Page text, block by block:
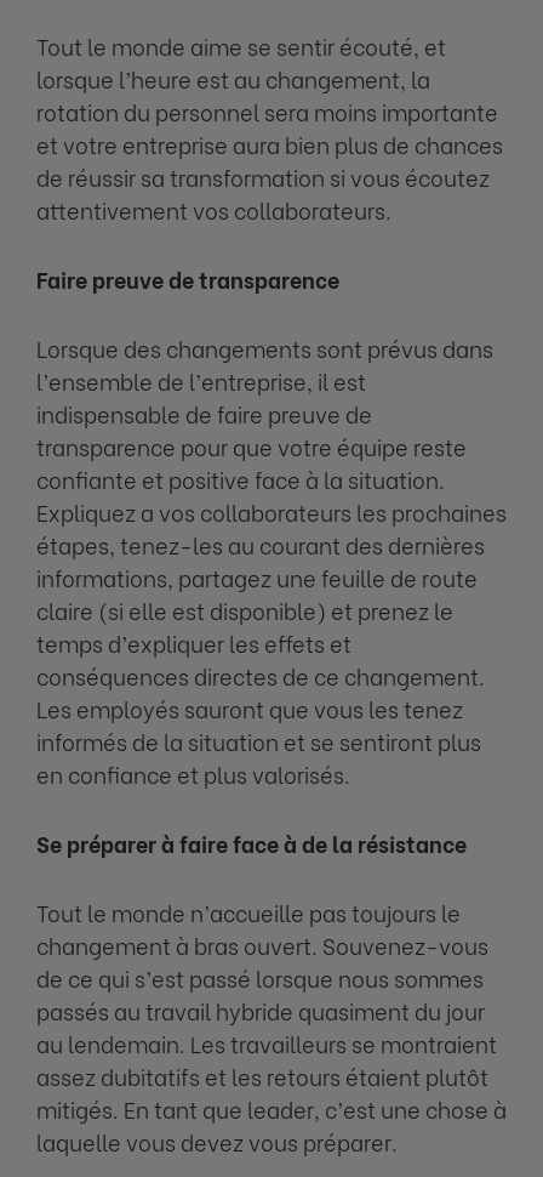
Tout le monde aime se sentir écouté, et
lorsque l’heure est au changement, la
rotation du personnel sera moins importante
et votre entreprise aura bien plus de chances
de réussir sa transformation si vous écoutez
attentivement vos collaborateurs.
Faire preuve de transparence
Lorsque des changements sont prévus dans
l’ensemble de l’entreprise, il est
indispensable de faire preuve de
transparence pour que votre équipe reste
confiante et positive face à la situation.
Expliquez a vos collaborateurs les prochaines
étapes, tenez-les au courant des dernières
informations, partagez une feuille de route
claire (si elle est disponible) et prenez le
temps d’expliquer les effets et
conséquences directes de ce changement.
Les employés sauront que vous les tenez
informés de la situation et se sentiront plus
en confiance et plus valorisés.
Se préparer à faire face à de la résistance
Tout le monde n’accueille pas toujours le
changement à bras ouvert. Souvenez-vous
de ce qui s’est passé lorsque nous sommes
passés au travail hybride quasiment du jour
au lendemain. Les travailleurs se montraient
assez dubitatifs et les retours étaient plutôt
mitigés. En tant que leader, c’est une chose à
laquelle vous devez vous préparer.